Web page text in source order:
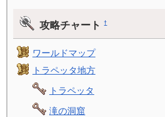
攻略チャート†
ワールドマップ
トラペッタ地方
トラペッタ
滝の洞窟